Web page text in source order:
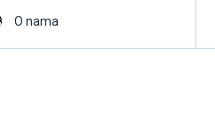
O nama